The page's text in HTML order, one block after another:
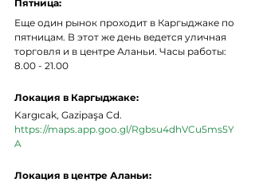
Пятница:
Еще один рынок проходит в Каргыджаке по
пятницам. В этот же день ведется уличная
торговля и в центре Аланьи. Часы работы:
8.00 - 21.00
Локация в Каргыджаке:
Kargıcak, Gazipaşa Cd.
https://maps.app.goo.gl/Rgbsu4dhVCu5ms5Y
A
Локация в центре Аланьи: